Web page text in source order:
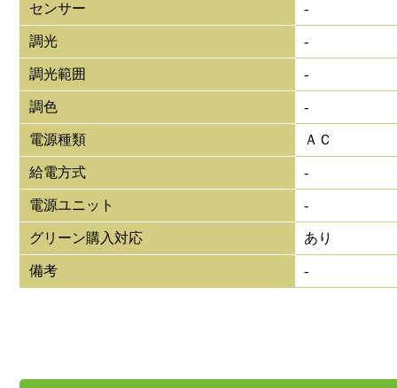
センサー -
調光 -
調光範囲 -
調色 -
電源種類 ＡＣ
給電方式 -
電源ユニット -
グリーン購入対応 あり
備考 -